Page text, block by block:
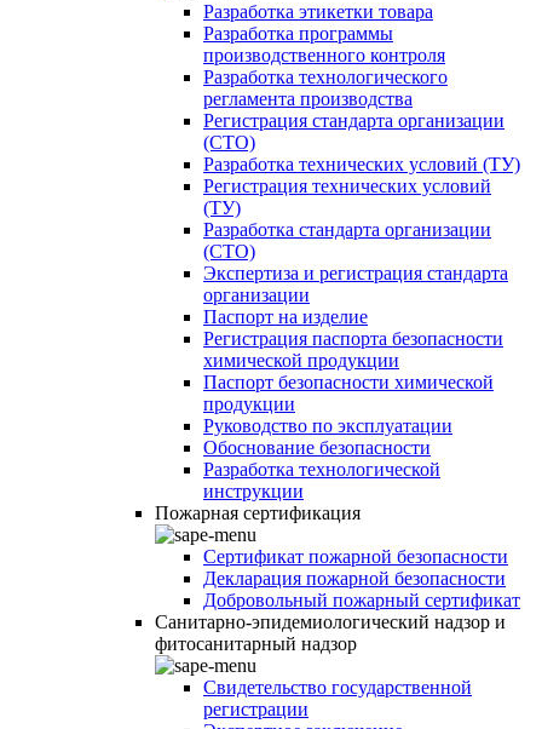
Разработка этикетки товара
Разработка программы
производственного контроля
Разработка технологического
регламента производства
Регистрация стандарта организации
(СТО)
Разработка технических условий (ТУ)
Регистрация технических условий
(ТУ)
Разработка стандарта организации
(СТО)
Экспертиза и регистрация стандарта
организации
Паспорт на изделие
Регистрация паспорта безопасности
химической продукции
Паспорт безопасности химической
продукции
Руководство по эксплуатации
Обоснование безопасности
Разработка технологической
инструкции
Пожарная сертификация
Сертификат пожарной безопасности
Декларация пожарной безопасности
Добровольный пожарный сертификат
Санитарно-эпидемиологический надзор и
фитосанитарный надзор
Свидетельство государственной
регистрации